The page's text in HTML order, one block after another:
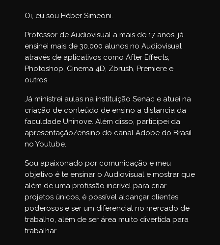
Oi, eu sou Héber Simeoni.
Professor de Audiovisual a mais de 17 anos, já
ensinei mais de 30.000 alunos no Audiovisual
através de aplicativos como After Effects,
Photoshop, Cinema 4D, Zbrush, Premiere e
outros.
Já ministrei aulas na instituição Senac e atuei na
criação de conteúdo de ensino a distancia da
faculdade Uninove. Além disso, participei da
apresentação/ensino do canal Adobe do Brasil
no Youtube.
Sou apaixonado por comunicação e meu
objetivo é te ensinar o Audiovisual e mostrar que
além de uma profissão incrível para criar
projetos únicos, é possível alcançar clientes
poderosos e ser um diferencial no mercado de
trabalho, além de ser área muito divertida para
trabalhar.